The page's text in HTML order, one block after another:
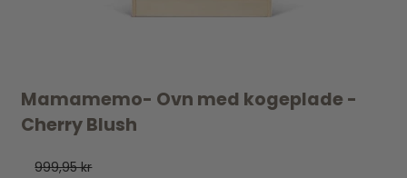
Mamamemo- Ovn med kogeplade -
Cherry Blush
999,95 kr